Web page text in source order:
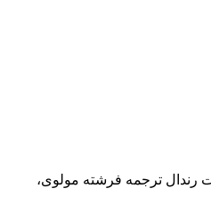
رندال ترجمه فرشته مولوی،